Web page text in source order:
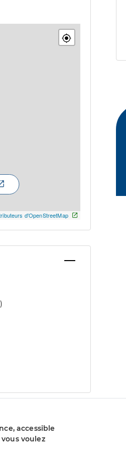
d'OpenStreetMap
accessible
voulez